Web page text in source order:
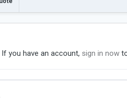
you have an account, sign in now